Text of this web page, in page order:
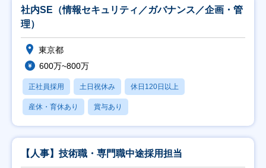
社内SE（情報セキュリティ／ガバナンス／企画・管
理）
東京都
600万~800万
正社員採用 土日祝休み 休日120日以上
産休・育休あり 賞与あり
【人事】技術職・専門職中途採用担当